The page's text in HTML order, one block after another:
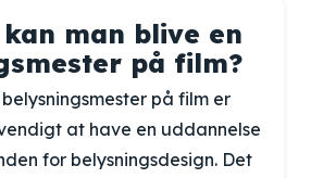
man blive en
på film?
på film er
at have en uddannelse
for belysningsdesign. Det